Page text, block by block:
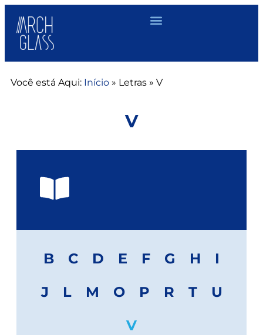
Você está Aqui: Início » Letras » V
V
B C D E F G H
I
J
L M O P R T
U
V